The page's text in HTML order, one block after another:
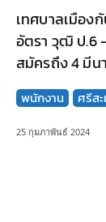
เทศบาลเมือง
อัตรา วุฒิ ป.6
สมัครถึง 4 มีน
พนักงาน ศรีส
25 กุมภาพันธ์ 2024